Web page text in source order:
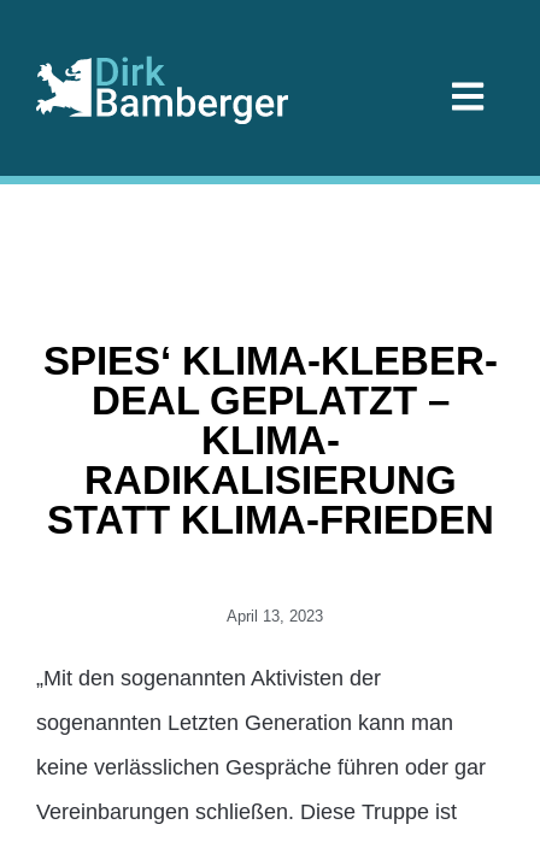
SPIES‘ KLIMA-KLEBER-
DEAL GEPLATZT –
KLIMA-
RADIKALISIERUNG
STATT KLIMA-FRIEDEN
April 13, 2023
„Mit den sogenannten Aktivisten der
sogenannten Letzten Generation kann man
keine verlässlichen Gespräche führen oder gar
Vereinbarungen schließen. Diese Truppe ist